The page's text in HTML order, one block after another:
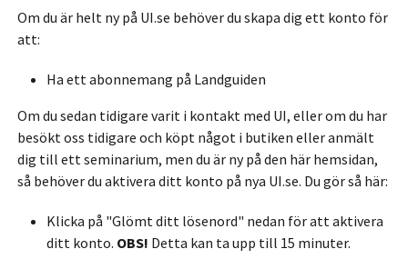
Om du är helt ny på UI.se behöver du skapa dig ett konto för
att:
Ha ett abonnemang på Landguiden
Om du sedan tidigare varit i kontakt med UI, eller om du har
besökt oss tidigare och köpt något i butiken eller anmält
dig till ett seminarium, men du är ny på den här hemsidan,
så behöver du aktivera ditt konto på nya UI.se. Du gör så här:
Klicka på "Glömt ditt lösenord" nedan för att aktivera
ditt konto. OBS! Detta kan ta upp till 15 minuter.